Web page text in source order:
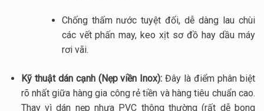
Chống thấm nước tuyệt đối, dễ dàng lau chùi
các vết phấn may, keo xịt sơ đồ hay dầu máy
rơi vãi.
Kỹ thuật dán cạnh (Nẹp viền Inox): Đây là điểm phân biệt
rõ nhất giữa hàng gia công rẻ tiền và hàng tiêu chuẩn cao.
Thay vì dán nẹp nhựa PVC thông thường (rất dễ bong